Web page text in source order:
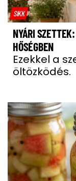
SIKK
NYÁRI
HŐSÉGBEN
Ezekkel a
öltözködés.